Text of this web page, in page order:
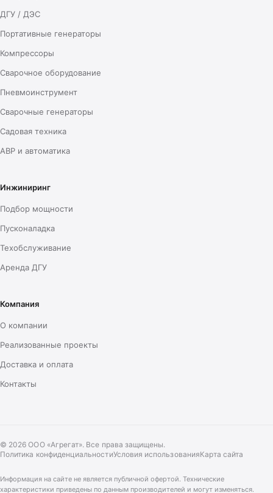
ДГУ / ДЭС
Портативные генераторы
Компрессоры
Сварочное оборудование
Пневмоинструмент
Сварочные генераторы
Садовая техника
АВР и автоматика
Инжиниринг
Подбор мощности
Пусконаладка
Техобслуживание
Аренда ДГУ
Компания
О компании
Реализованные проекты
Доставка и оплата
Контакты
© 2026 ООО «Агрегат». Все права защищены.
Политика конфиденциальностиУсловия использованияКарта сайта
Информация на сайте не является публичной офертой. Технические
характеристики приведены по данным производителей и могут изменяться.